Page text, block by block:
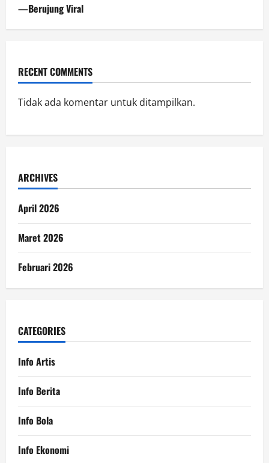
—Berujung Viral
RECENT COMMENTS
Tidak ada komentar untuk ditampilkan.
ARCHIVES
April 2026
Maret 2026
Februari 2026
CATEGORIES
Info Artis
Info Berita
Info Bola
Info Ekonomi